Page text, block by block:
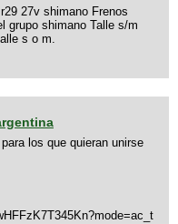
27v shimano Frenos
grupo shimano Talle s/m
s o m.
los que quieran unirse